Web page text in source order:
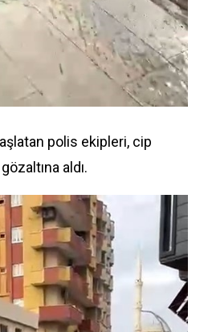
polis ekipleri, cip
aldı.